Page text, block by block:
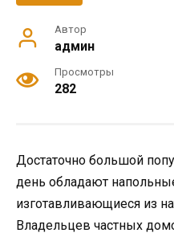
Автор
админ
Просмотры
282
Достаточно большой
день обладают
изготавливающиеся из
Владельцев частных